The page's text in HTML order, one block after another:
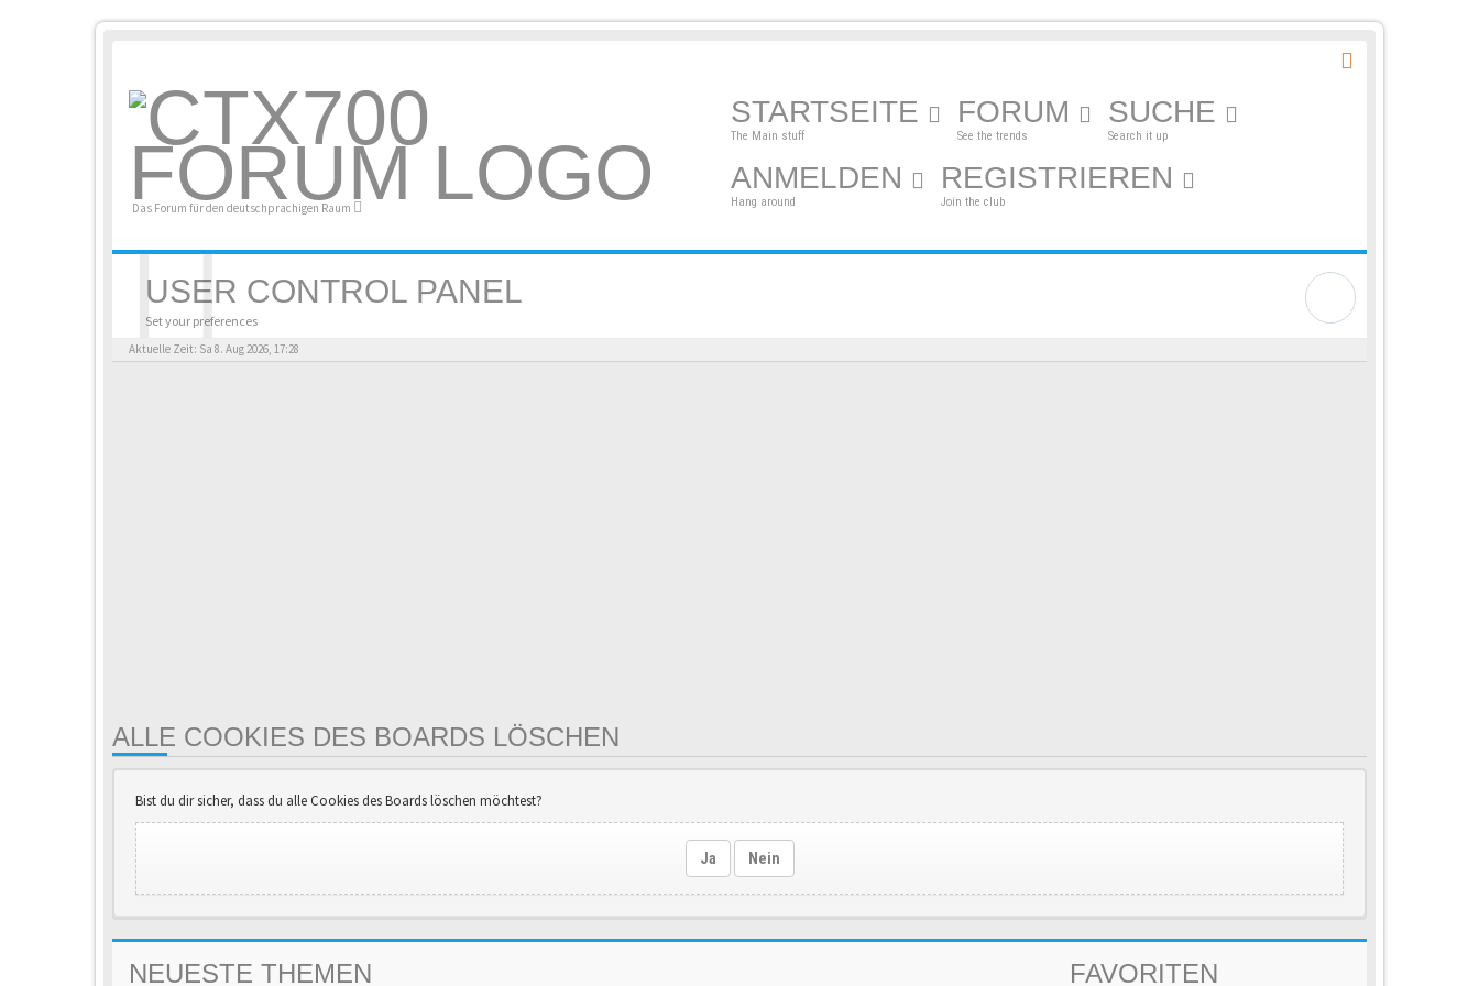
Das Forum für den deutschprachigen Raum
STARTSEITE
The Main stuff
FORUM
See the trends
SUCHE
Search it up
ANMELDEN
Hang around
REGISTRIEREN
Join the club
USER CONTROL PANEL
Set your preferences
Aktuelle Zeit: Sa 8. Aug 2026, 17:28
ALLE COOKIES DES BOARDS LÖSCHEN
Bist du dir sicher, dass du alle Cookies des Boards löschen möchtest?
Ja Nein
NEUESTE THEMEN FAVORITEN